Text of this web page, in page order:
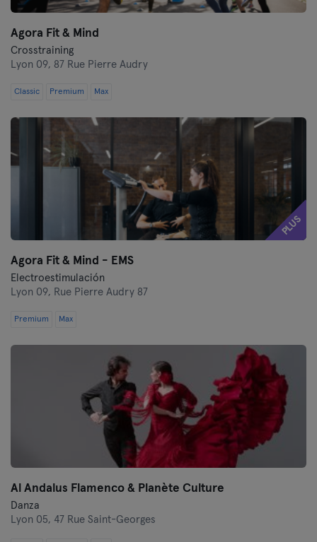
Agora Fit & Mind
Crosstraining
Lyon 09, 87 Rue Pierre Audry
Classic Premium Max
PLUS
Agora Fit & Mind - EMS
Electroestimulación
Lyon 09, Rue Pierre Audry 87
Premium Max
Al Andalus Flamenco & Planète Culture
Danza
Lyon 05, 47 Rue Saint-Georges